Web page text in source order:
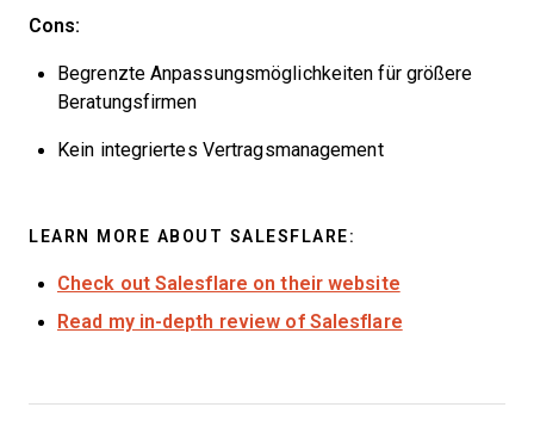
Cons:
Begrenzte Anpassungsmöglichkeiten für größere
Beratungsfirmen
Kein integriertes Vertragsmanagement
LEARN MORE ABOUT SALESFLARE:
Check out Salesflare on their website
Read my in-depth review of Salesflare